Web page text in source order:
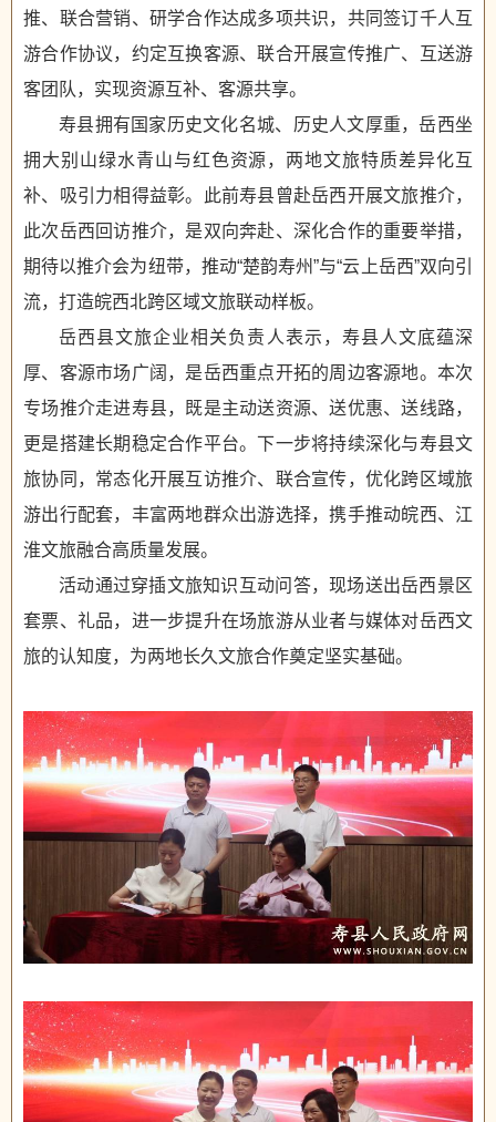
推、联合营销、研学合作达成多项共识，共同签订千人互
游合作协议，约定互换客源、联合开展宣传推广、互送游
客团队，实现资源互补、客源共享。
寿县拥有国家历史文化名城、历史人文厚重，岳西坐
拥大别山绿水青山与红色资源，两地文旅特质差异化互
补、吸引力相得益彰。此前寿县曾赴岳西开展文旅推介，
此次岳西回访推介，是双向奔赴、深化合作的重要举措，
期待以推介会为纽带，推动“楚韵寿州”与“云上岳西”双向引
流，打造皖西北跨区域文旅联动样板。
岳西县文旅企业相关负责人表示，寿县人文底蕴深
厚、客源市场广阔，是岳西重点开拓的周边客源地。本次
专场推介走进寿县，既是主动送资源、送优惠、送线路，
更是搭建长期稳定合作平台。下一步将持续深化与寿县文
旅协同，常态化开展互访推介、联合宣传，优化跨区域旅
游出行配套，丰富两地群众出游选择，携手推动皖西、江
淮文旅融合高质量发展。
活动通过穿插文旅知识互动问答，现场送出岳西景区
套票、礼品，进一步提升在场旅游从业者与媒体对岳西文
旅的认知度，为两地长久文旅合作奠定坚实基础。